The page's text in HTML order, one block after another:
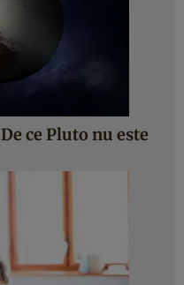
ce Pluto nu este